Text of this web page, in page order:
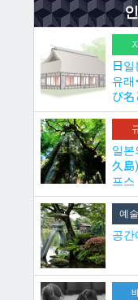
日
유래
び名
일
久島
프스
예
공간